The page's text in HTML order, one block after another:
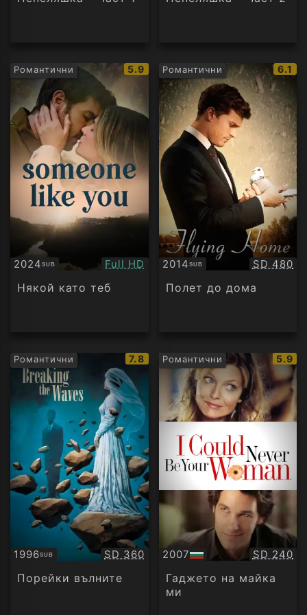
Романтични
IMDb
рейтинг:
5.9
2024SUB
Субтитри Качество:
Full HD
Някой като теб
Романтични
IMDb
6.1
2014SUB
Субтитри SD 480
Полет до дома
Романтични
IMDb
рейтинг:
7.8
1996SUB
Субтитри Качество:
SD 360
Порейки вълните
Романтични
IMDb
5.9
2007
БГ
аудио
SD 240
Гаджето на майка
ми